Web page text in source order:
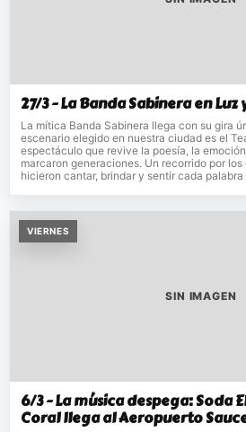
27/3 - La Banda Sabinera en Luz
La mítica Banda Sabinera llega con su gira
escenario elegido en nuestra ciudad es el
espectáculo que revive la poesía, la
marcaron generaciones. Un recorrido por
hicieron cantar, brindar y sentir cada
VIERNES
SIN IMAGEN
6/3 - La música despega: Soda
Coral llega al Aeropuerto